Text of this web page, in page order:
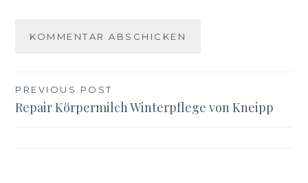
Beitragsnavigation
PREVIOUS POST
Repair Körpermilch Winterpflege von Kneipp